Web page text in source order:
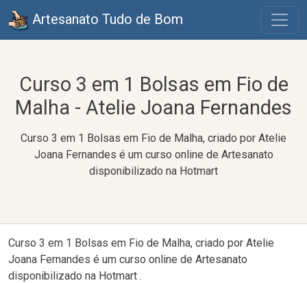
Artesanato Tudo de Bom
Curso 3 em 1 Bolsas em Fio de
Malha - Atelie Joana Fernandes
Curso 3 em 1 Bolsas em Fio de Malha, criado por Atelie
Joana Fernandes é um curso online de Artesanato
disponibilizado na Hotmart
Curso 3 em 1 Bolsas em Fio de Malha, criado por Atelie
Joana Fernandes é um curso online de Artesanato
disponibilizado na Hotmart .